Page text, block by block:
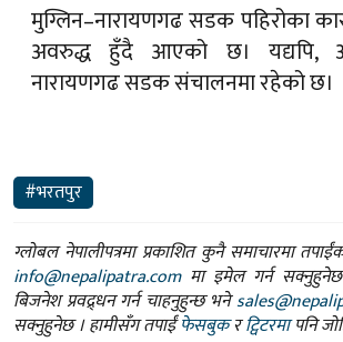
मुग्लिन–नारायणगढ सडक पहिरोका
अवरुद्ध हुँदै आएको छ। यद्यपि,
नारायणगढ सडक संचालनमा रहेको छ।
#भरतपुर
ग्लोबल नेपालीपत्रमा प्रकाशित कुनै समाचारमा
info@nepalipatra.comमा इमेल गर्न
बिजनेश प्रवद्र्धन गर्न चाहनुहुन्छ भने
सक्नुहुनेछ । हामीसँग तपाईंफेसबुकरट्विटरमापनि